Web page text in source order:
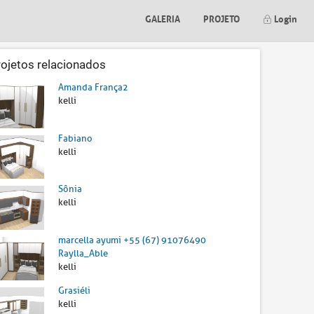
GALERIA PROJETO Login
relacionados
Amanda França2
kelli
Fabiano
kelli
Sônia
kelli
marcella ayumi +55 (67) 91076490
Raylla_Able
kelli
Grasiéli
kelli